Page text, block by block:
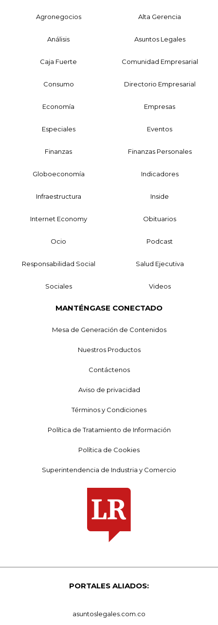
Agronegocios Alta Gerencia
Análisis Asuntos Legales
Caja Fuerte Comunidad Empresarial
Consumo Directorio Empresarial
Economía Empresas
Especiales Eventos
Finanzas Finanzas Personales
Globoeconomía Indicadores
Infraestructura Inside
Internet Economy Obituarios
Ocio Podcast
Responsabilidad Social Salud Ejecutiva
Sociales Videos
MANTÉNGASE CONECTADO
Mesa de Generación de Contenidos
Nuestros Productos
Contáctenos
Aviso de privacidad
Términos y Condiciones
Política de Tratamiento de Información
Política de Cookies
Superintendencia de Industria y Comercio
PORTALES ALIADOS:
asuntoslegales.com.co